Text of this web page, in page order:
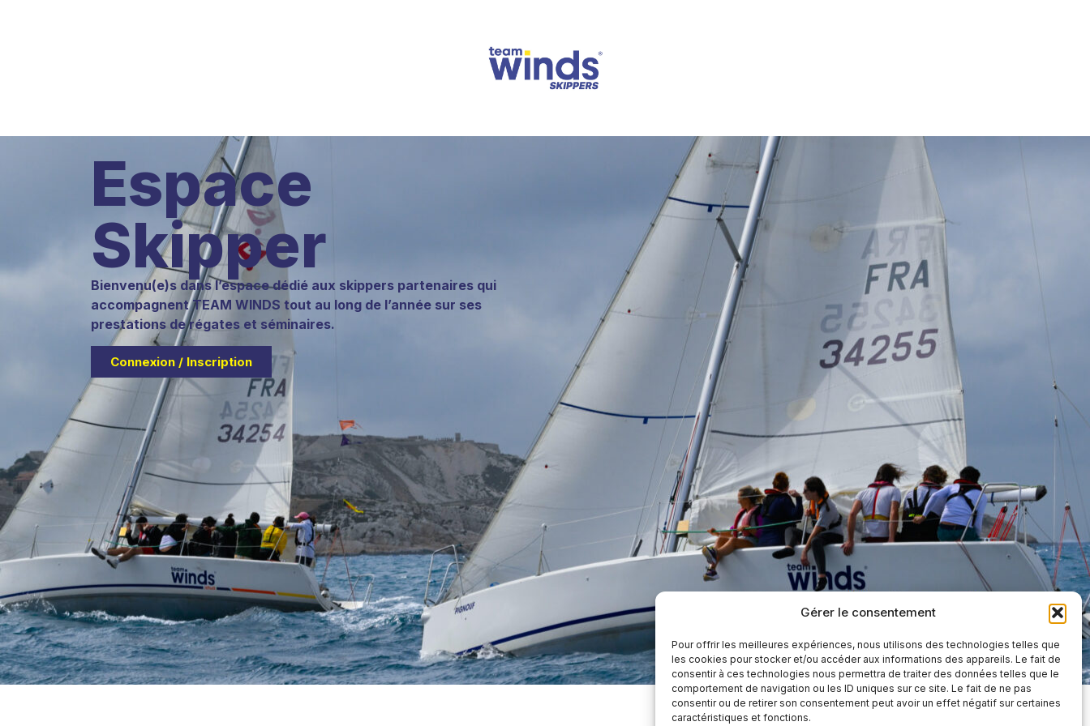
Gérer le consentement
Pour offrir les meilleures expériences, nous utilisons des technologies telles que
les cookies pour stocker et/ou accéder aux informations des appareils. Le fait de
consentir à ces technologies nous permettra de traiter des données telles que le
comportement de navigation ou les ID uniques sur ce site. Le fait de ne pas
consentir ou de retirer son consentement peut avoir un effet négatif sur certaines
caractéristiques et fonctions.
Espace
Skipper
Bienvenu(e)s dans l’espace dédié aux skippers partenaires qui
accompagnent TEAM WINDS tout au long de l’année sur ses
prestations de régates et séminaires.
Connexion / Inscription